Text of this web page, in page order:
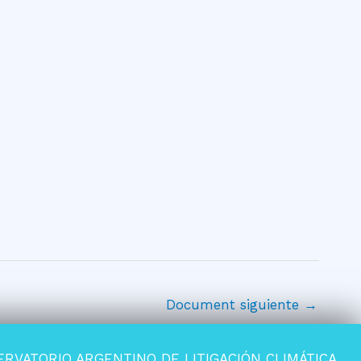
Document siguiente →